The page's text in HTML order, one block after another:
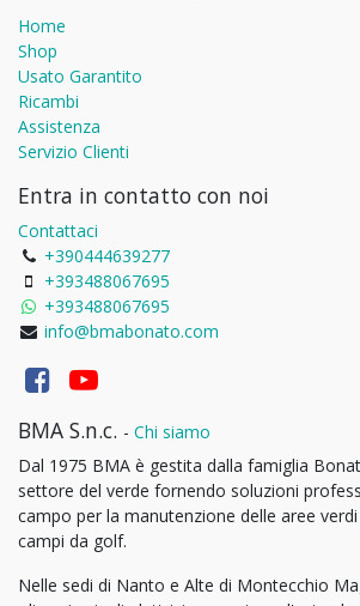
Home
Shop
Usato Garantito
Ricambi
Assistenza
Servizio Clienti
Entra in contatto con noi
Contattaci
+390444639277
+393488067695
+393488067695
info@bmabonato.com
BMA S.n.c. - Chi siamo
Dal 1975 BMA è gestita dalla famiglia
settore del verde fornendo soluzioni
campo per la manutenzione delle aree
campi da golf.
Nelle sedi di Nanto e Alte di Montecchio